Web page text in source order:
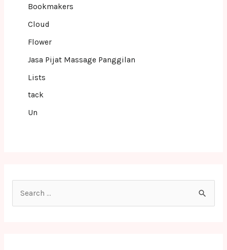
Bookmakers
Cloud
Flower
Jasa Pijat Massage Panggilan
Lists
tack
Un